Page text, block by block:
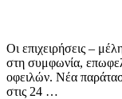
Οι επιχειρήσεις –
στη συμφωνία,
οφειλών. Νέα
στις 24 …